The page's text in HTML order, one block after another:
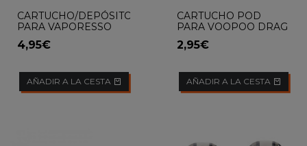
CARTUCHO/DEPÓSITO
PARA VAPORESSO
GTX GO 80 5ML
4,95€
AÑADIR A LA CESTA
CARTUCHO POD
PARA VOOPOO DRAG
NANO
2,95€
AÑADIR A LA CESTA